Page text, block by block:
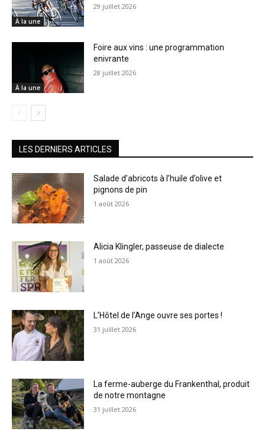
À la une
29 juillet 2026
À la une
Foire aux vins : une programmation
enivrante
28 juillet 2026
LES DERNIERS ARTICLES
Salade d’abricots à l’huile d’olive et
pignons de pin
1 août 2026
Alicia Klingler, passeuse de dialecte
1 août 2026
L’Hôtel de l’Ange ouvre ses portes !
31 juillet 2026
La ferme-auberge du Frankenthal, produit
de notre montagne
31 juillet 2026